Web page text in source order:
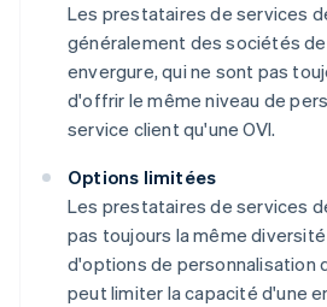
Les prestataires de services
généralement des sociétés
envergure, qui ne sont pas
d'offrir le même niveau de
service client qu'une OVI.
Options limitées
Les prestataires de services
pas toujours la même
d'options de personnalisation
peut limiter la capacité d'une